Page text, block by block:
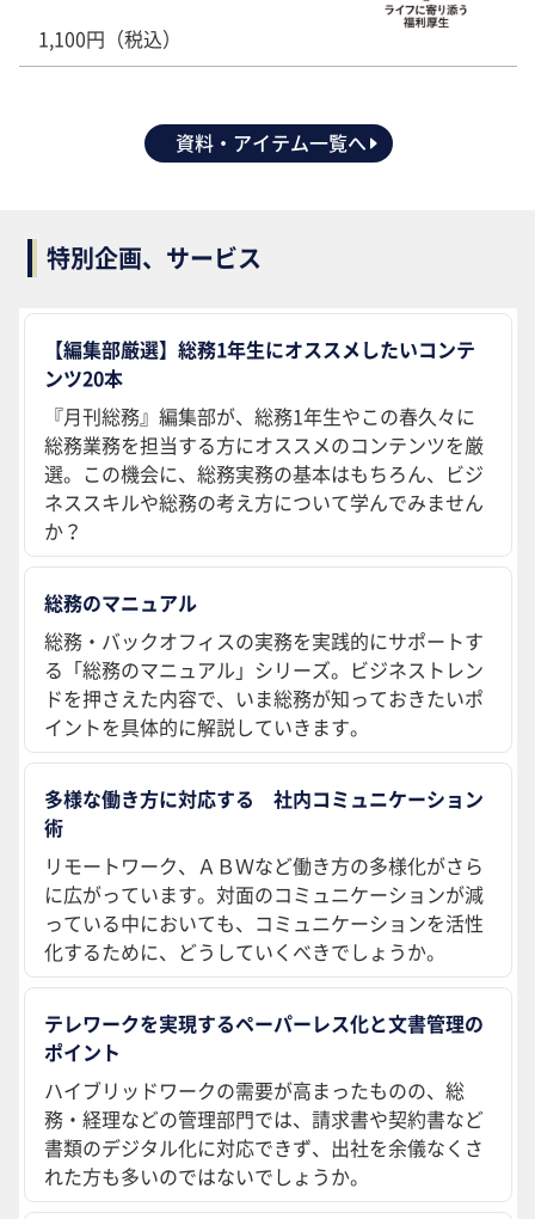
1,100円（税込）
資料・アイテム一覧へ
特別企画、サービス
【編集部厳選】総務1年生にオススメしたいコンテ
ンツ20本
『月刊総務』編集部が、総務1年生やこの春久々に
総務業務を担当する方にオススメのコンテンツを厳
選。この機会に、総務実務の基本はもちろん、ビジ
ネススキルや総務の考え方について学んでみません
か？
総務のマニュアル
総務・バックオフィスの実務を実践的にサポートす
る「総務のマニュアル」シリーズ。ビジネストレン
ドを押さえた内容で、いま総務が知っておきたいポ
イントを具体的に解説していきます。
多様な働き方に対応する 社内コミュニケーション
術
リモートワーク、ＡＢＷなど働き方の多様化がさら
に広がっています。対面のコミュニケーションが減
っている中においても、コミュニケーションを活性
化するために、どうしていくべきでしょうか。
テレワークを実現するペーパーレス化と文書管理の
ポイント
ハイブリッドワークの需要が高まったものの、総
務・経理などの管理部門では、請求書や契約書など
書類のデジタル化に対応できず、出社を余儀なくさ
れた方も多いのではないでしょうか。